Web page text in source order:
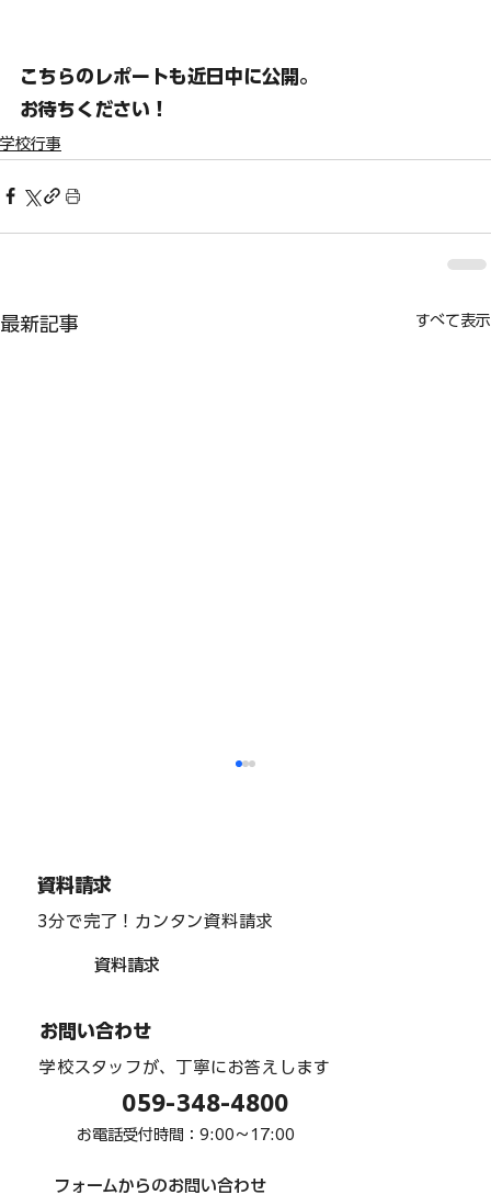
こちらのレポートも近日中に公開。
お待ちください！
学校行事
最新記事 すべて表示
2026修学旅行２ー１「東京駅 part１/
キャラクター・ストリート・最高の景
色」編
資料請求
3分で完了！カンタン資料請求
資料請求
お問い合わせ
学校スタッフが、丁寧にお答えします
フォームからのお問い合わせ
059-348-4800
お電話受付時間：9:00〜17:00